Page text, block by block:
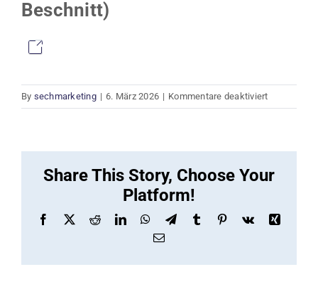
Beschnitt)
By sechmarketing | 6. März 2026 | Kommentare deaktiviertfür
Druckdaten
Share This Story, Choose Your
Platform!
Facebook
X RedditLinkedInWhatsApp
TelegramTumblr Pinterest
Vk
Xing
Email